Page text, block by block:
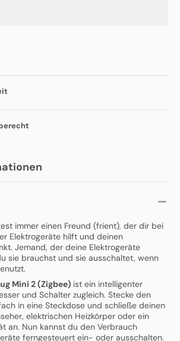
immer einen Freund (frient), der dir bei
Elektrogeräte hilft und deinen
Jemand, der deine Elektrogeräte
sie brauchst und sie ausschaltet, wenn
Mini 2 (Zigbee) ist ein intelligenter
und Schalter zugleich. Stecke den
in eine Steckdose und schließe deinen
elektrischen Heizkörper oder ein
an. Nun kannst du den Verbrauch
ferngesteuert ein- oder ausschalten.